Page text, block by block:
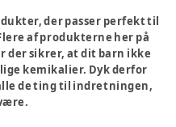
der passer perfekt til
af produkterne her på
der sikrer, at dit barn ikke
kemikalier. Dyk derfor
de ting til indretningen,